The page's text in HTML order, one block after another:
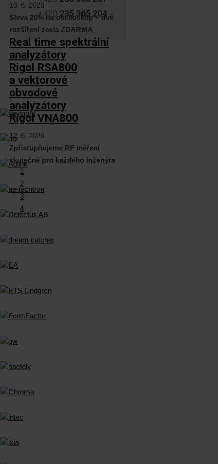
19. 6. 2026
Sleva 20% na osciloskop + dvě
rozšíření zcela ZDARMA
Real time spektrální
analyzátory
Rigol RSA800
a vektorové
obvodové
analyzátory
Rigol VNA800
12. 6. 2026
Zpřístupňujeme RF měření
skutečně pro každého inženýra
1
2
3
4
+420 235 365 204